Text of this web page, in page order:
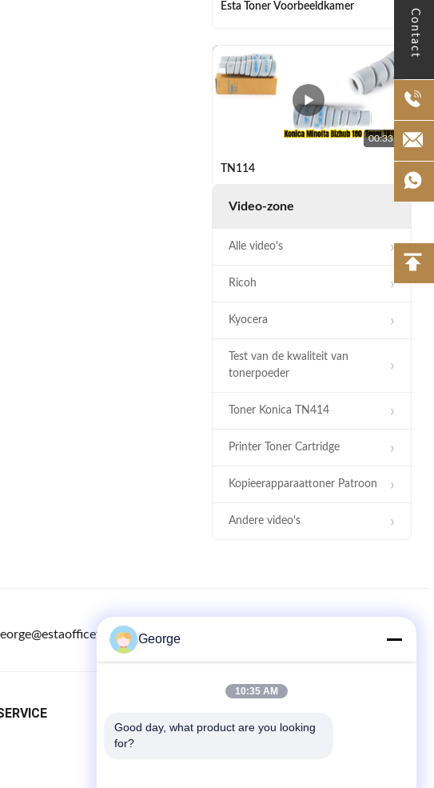
Contact
Esta Toner Voorbeeldkamer
00:33
TN114
00:33
Video-zone
Alle video's
Ricoh
Kyocera
Test van de kwaliteit van
tonerpoeder
Toner Konica TN414
Printer Toner Cartridge
Kopieerapparaattoner Patroon
Andere video's
8615986723295
George
10:35 AM
Good day, what product are you looking
for?